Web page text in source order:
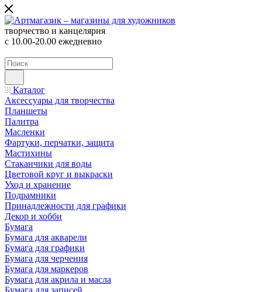
творчество и канцелярия
с 10.00-20.00 ежедневно
Каталог
Аксессуары для творчества
Планшеты
Палитра
Масленки
Фартуки, перчатки, защита
Мастихины
Стаканчики для воды
Цветовой круг и выкраски
Уход и хранение
Подрамники
Принадлежности для графики
Декор и хобби
Бумага
Бумага для акварели
Бумага для графики
Бумага для черчения
Бумага для маркеров
Бумага для акрила и масла
Бумага для записей